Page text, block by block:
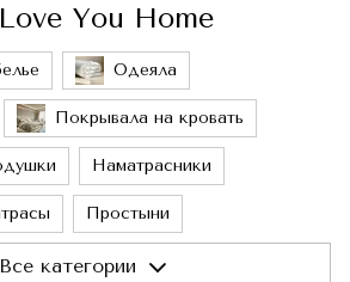
You Home
Одеяла
Покрывала на кровать
Наматрасники
Простыни
Все категории